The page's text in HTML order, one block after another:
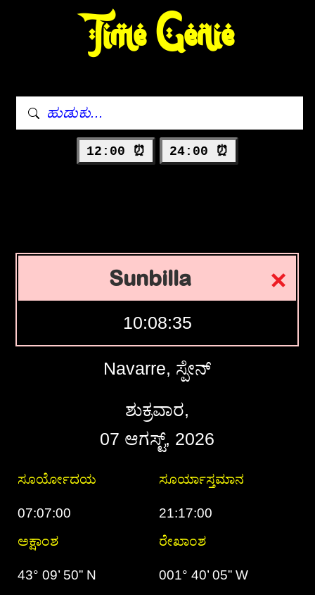
Time Genie
12:00 ⏰ 24:00 ⏰
Sunbilla
10:08:36
Navarre, ಸ್ಪೇನ್
ಶುಕ್ರವಾರ,
07 ಆಗಸ್ಟ್, 2026
ಸೂರ್ಯೋದಯ ಸೂರ್ಯಾಸ್ತಮಾನ
07:07:00
21:17:00
ಅಕ್ಷಾಂಶ
ರೇಖಾಂಶ
43° 09’ 50” N
001° 40’ 05” W